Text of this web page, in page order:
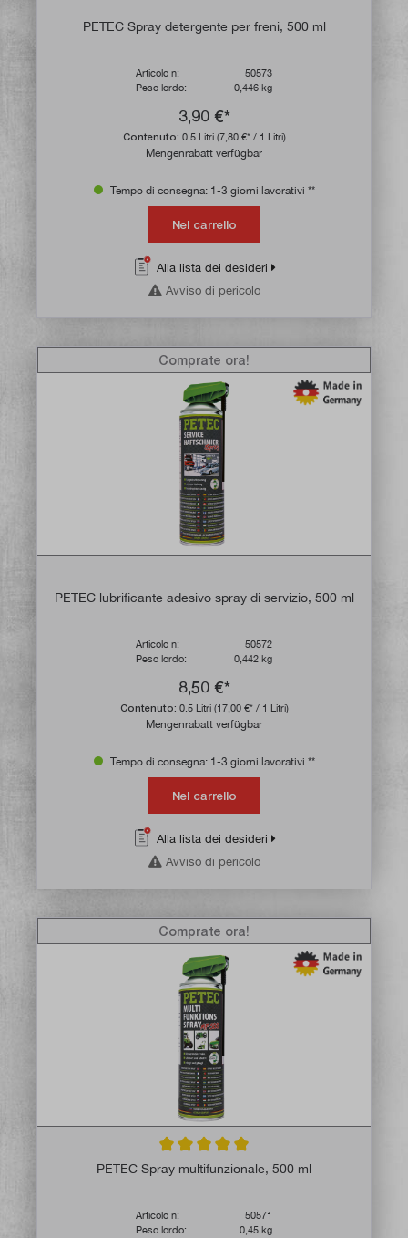
PETEC Spray detergente per freni, 500 ml
Articolo n:
50573
Peso lordo:
0,446 kg
3,90 €*
Contenuto: 0.5 Litri (7,80 €* / 1 Litri)
Mengenrabatt verfügbar
Tempo di consegna: 1-3 giorni lavorativi **
Nel carrello
Alla lista dei desideri
Avviso di pericolo
PETEC lubrificante adesivo spray di servizio, 500 ml
Articolo n:
50572
Peso lordo:
0,442 kg
8,50 €*
Contenuto: 0.5 Litri (17,00 €* / 1 Litri)
Mengenrabatt verfügbar
Comprate ora!
Tempo di consegna: 1-3 giorni lavorativi **
Nel carrello
Alla lista dei desideri
Avviso di pericolo
Valutazione media di 5 su 5 stelle
PETEC Spray multifunzionale, 500 ml
Articolo n:
50571
Peso lordo:
0,45 kg
Comprate ora!